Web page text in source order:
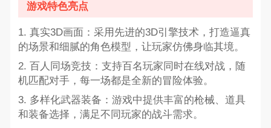
游戏特色亮点
1. 真实3D画面：采用先进的3D引擎技术，打造逼真
的场景和细腻的角色模型，让玩家仿佛身临其境。
2. 百人同场竞技：支持百名玩家同时在线对战，随
机匹配对手，每一场都是全新的冒险体验。
3. 多样化武器装备：游戏中提供丰富的枪械、道具
和装备选择，满足不同玩家的战斗需求。